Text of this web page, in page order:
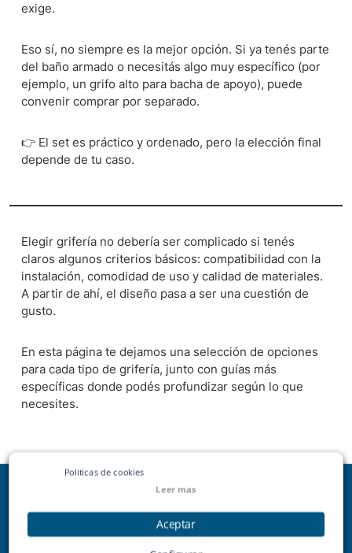
exige.
Eso sí, no siempre es la mejor opción. Si ya tenés parte
del baño armado o necesitás algo muy específico (por
ejemplo, un grifo alto para bacha de apoyo), puede
convenir comprar por separado.
👉 El set es práctico y ordenado, pero la elección final
depende de tu caso.
Elegir grifería no debería ser complicado si tenés
claros algunos criterios básicos: compatibilidad con la
instalación, comodidad de uso y calidad de materiales.
A partir de ahí, el diseño pasa a ser una cuestión de
gusto.
En esta página te dejamos una selección de opciones
para cada tipo de grifería, junto con guías más
específicas donde podés profundizar según lo que
necesites.
● Política de Cookies
● Aviso Legal y Condiciones de Uso
Politicas de cookies
Leer mas
Aceptar